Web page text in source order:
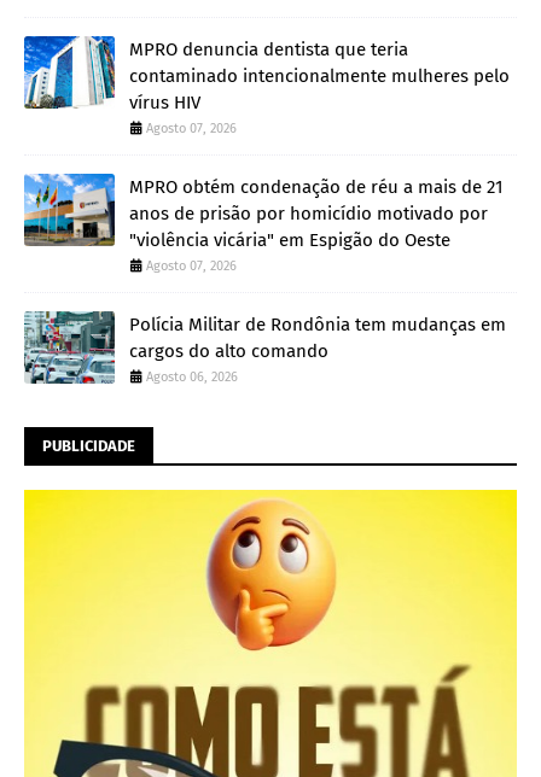
MPRO denuncia dentista que teria
contaminado intencionalmente mulheres pelo
vírus HIV
Agosto 07, 2026
MPRO obtém condenação de réu a mais de 21
anos de prisão por homicídio motivado por
"violência vicária" em Espigão do Oeste
Agosto 07, 2026
Polícia Militar de Rondônia tem mudanças em
cargos do alto comando
Agosto 06, 2026
PUBLICIDADE